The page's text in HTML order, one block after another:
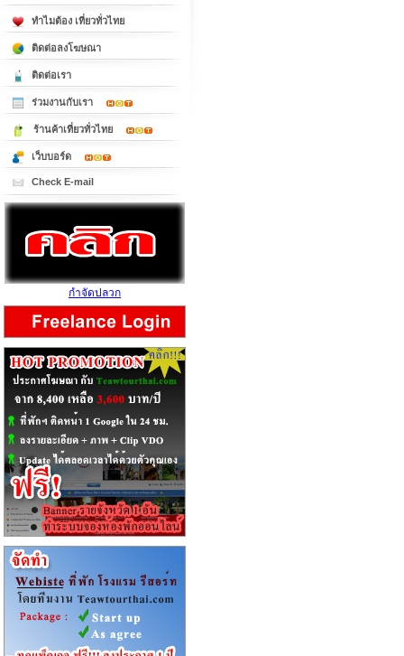
ทำไมต้อง เที่ยวทั่วไทย
ติดต่อลงโฆษณา
ติดต่อเรา
ร่วมงานกับเรา
ร้านค้าเที่ยวทั่วไทย
เว็บบอร์ด
Check E-mail
กำจัดปลวก